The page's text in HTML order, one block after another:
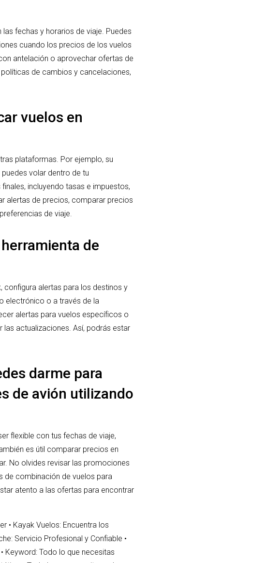
fechas y horarios de viaje. Puedes
cuando los precios de los vuelos
antelación o aprovechar ofertas de
de cambios y cancelaciones,
vuelos en
plataformas. Por ejemplo, su
volar dentro de tu
incluyendo tasas e impuestos,
alertas de precios, comparar precios
de viaje.
de
configura alertas para los destinos y
electrónico o a través de la
alertas para vuelos específicos o
las actualizaciones. Así, podrás estar
darme para
de avión utilizando
flexible con tus fechas de viaje,
es útil comparar precios en
No olvides revisar las promociones
de combinación de vuelos para
atento a las ofertas para encontrar
• Kayak Vuelos: Encuentra los
Servicio Profesional y Confiable •
• Keyword: Todo lo que necesitas